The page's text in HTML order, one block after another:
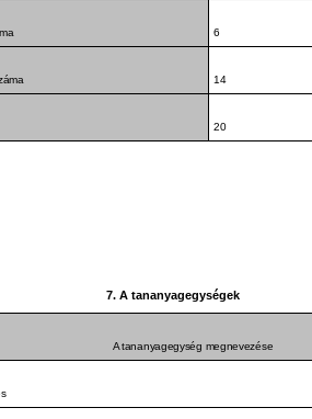
6
14
20
7. A tananyagegységek
A tananyagegység megnevezése